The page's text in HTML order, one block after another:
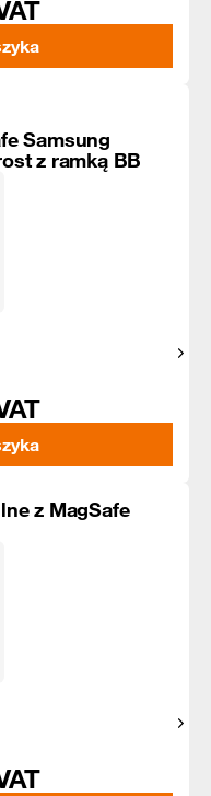
Samsung
z ramką BB
z MagSafe